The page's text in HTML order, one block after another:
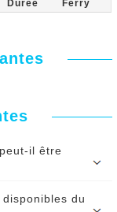
Durée Ferry
il être
vous serez serez
de départ.
du